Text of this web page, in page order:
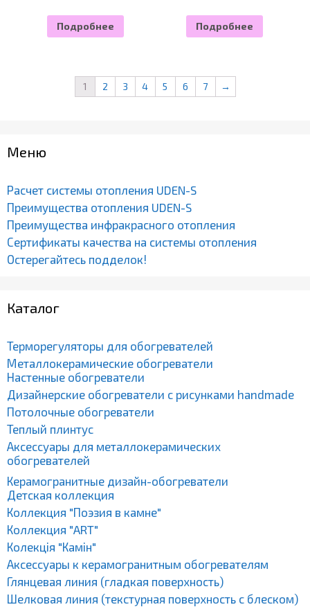
Подробнее Подробнее
1 2 3 4 5 6 7 →
Меню
Расчет системы отопления UDEN-S
Преимущества отопления UDEN-S
Преимущества инфракрасного отопления
Сертификаты качества на системы отопления
Остерегайтесь подделок!
Каталог
Терморегуляторы для обогревателей
Металлокерамические обогреватели
Настенные обогреватели
Дизайнерские обогреватели с рисунками handmade
Потолочные обогреватели
Теплый плинтус
Аксессуары для металлокерамических
обогревателей
Керамогранитные дизайн-обогреватели
Детская коллекция
Коллекция "Поэзия в камне"
Коллекция "ART"
Колекція "Камін"
Аксессуары к керамогранитным обогревателям
Глянцевая линия (гладкая поверхность)
Шелковая линия (текстурная поверхность с блеском)